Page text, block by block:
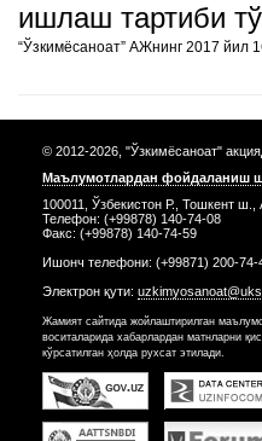
ишлаш тартиби
“Ўзкимёсаноат” АЖнинг 2017 йил
© 2012-2026, "Ўзкимёсаноат"
Маълумотлардан фойдаланиш
100011, Ўзбекистон Р., Тошкент
Телефон: (+99878) 140-74-08
Факс: (+99878) 140-74-59
Ишонч телефони: (+99871) 200-74-
Электрон қути:
Жамият сайтида жойлаштирилган
воситаларида хабарлардан матнларни
кўрсатилган ҳолда рухсат этилади.